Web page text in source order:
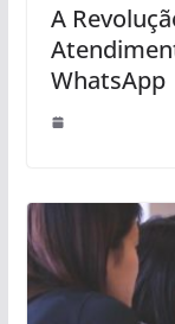
A
WhatsApp